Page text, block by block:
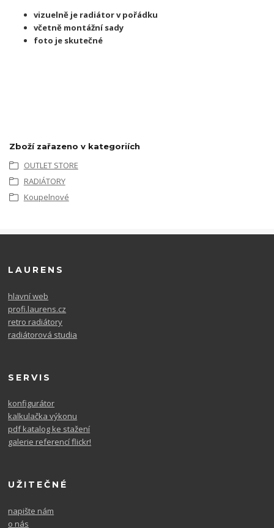
vizuelně je radiátor v pořádku
včetně montážní sady
foto je skutečné
Zboží zařazeno v kategoriích
OUTLET STORE
RADIÁTORY
Koupelnové
LAURENS
hlavní web
profi.laurens.cz
retro radiátory
radiátorová studia
SERVIS
konfigurátor
kalkulačka výkonu
pdf katalog ke stažení
galerie referencí flickr!
UŽITEČNÉ
napište nám
o nás